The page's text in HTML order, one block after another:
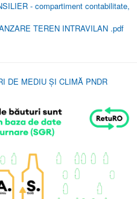
- compartiment contabilitate,
TEREN INTRAVILAN .pdf
DE MEDIU ȘI CLIMĂ PNDR